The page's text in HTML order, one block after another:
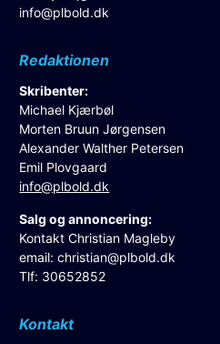
info@plbold.dk
Redaktionen
Skribenter:
Michael Kjærbøl
Morten Bruun Jørgensen
Alexander Walther Petersen
Emil Plovgaard
info@plbold.dk
Salg og annoncering:
Kontakt Christian Magleby
email:christian@plbold.dk
Tlf: 30652852
Kontakt